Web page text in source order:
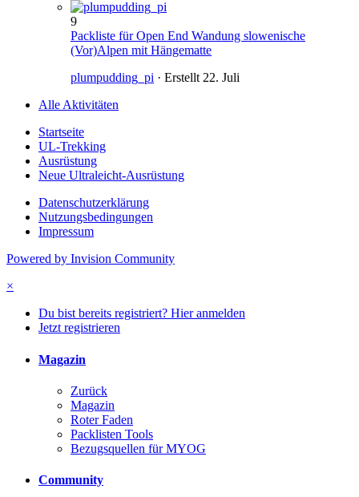
9
Packliste für Open End Wandung slowenische
(Vor)Alpen mit Hängematte
plumpudding_pi · Erstellt 22. Juli
Alle Aktivitäten
Startseite
UL-Trekking
Ausrüstung
Neue Ultraleicht-Ausrüstung
Datenschutzerklärung
Nutzungsbedingungen
Impressum
Powered by Invision Community
×
Du bist bereits registriert? Hier anmelden
Jetzt registrieren
Magazin
Zurück
Magazin
Roter Faden
Packlisten Tools
Bezugsquellen für MYOG
Community